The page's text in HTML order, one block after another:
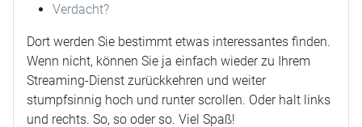
Verdacht?
Dort werden Sie bestimmt etwas interessantes finden.
Wenn nicht, können Sie ja einfach wieder zu Ihrem
Streaming-Dienst zurückkehren und weiter
stumpfsinnig hoch und runter scrollen. Oder halt links
und rechts. So, so oder so. Viel Spaß!